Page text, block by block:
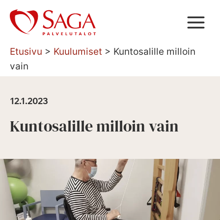
Siirry
sisältöön
Etusivu > Kuulumiset > Kuntosalille milloin
vain
12.1.2023
Kuntosalille milloin vain